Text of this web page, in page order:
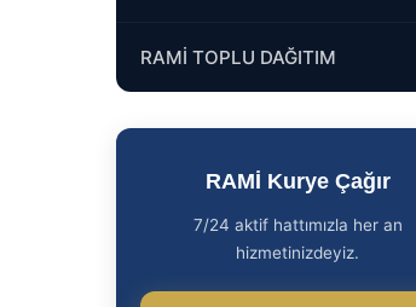
RAMİ TOPLU DAĞITIM
RAMİ Kurye Çağır
7/24 aktif hattımızla her an
hizmetinizdeyiz.